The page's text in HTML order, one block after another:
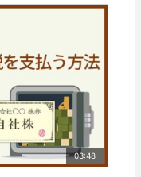
03:48